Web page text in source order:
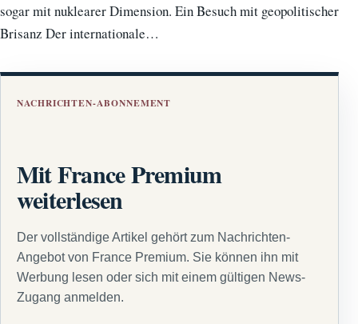
sogar mit nuklearer Dimension. Ein Besuch mit geopolitischer
Brisanz Der internationale…
NACHRICHTEN-ABONNEMENT
Mit France Premium
weiterlesen
Der vollständige Artikel gehört zum Nachrichten-
Angebot von France Premium. Sie können ihn mit
Werbung lesen oder sich mit einem gültigen News-
Zugang anmelden.